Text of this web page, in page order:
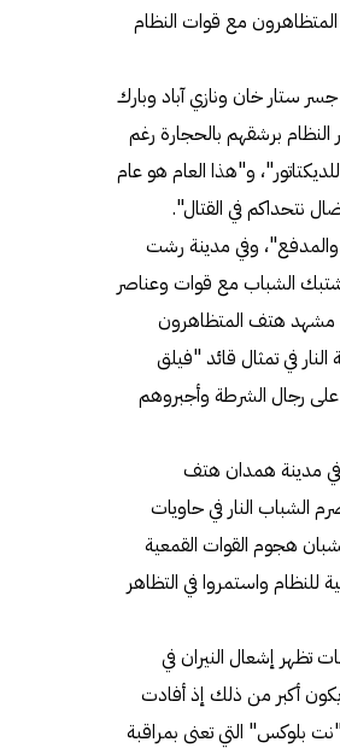
مع قوات النظام
طهران، بما في ذلك جسر ستار خان ونازي آباد وبارك
برشقهم بالحجارة رغم
و"هذا العام هو عام
نتحداكم في القتال".
والمدفع"، وفي مدينة رشت
الشباب مع قوات وعناصر
مشهد هتف المتظاهرون
في تمثال قائد "فيلق
رجال الشرطة وأجبروهم
وفي مدينة همدان هتف
الشباب النار في حاويات
هجوم القوات القمعية
واستمروا في التظاهر
عدد القتلى ارتفع إلى 41، كما بث لقطات تظهر إشعال النيران في
أكبر من ذلك إذ أفادت
بلوكس" التي تعنى بمراقبة